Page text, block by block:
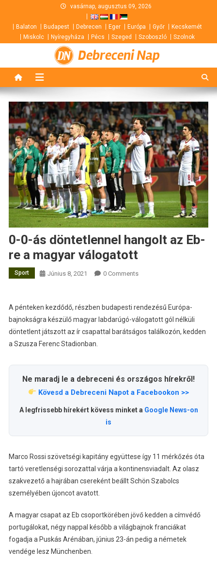
content
vasárnap, augusztus 09, 2026
Balaton Budapest Debrecen Eger Európa Győr
Kecskemét
Miskolc
Nyíregyháza Pécs Szeged Szoboszló Szolnok
Debreceni Nap
0-0-ás döntetlennel hangolt az Eb-
re a magyar válogatott
Sport Június 8, 2021 0 Comments
A pénteken kezdődő, részben budapesti rendezésű Európa-
bajnokságra készülő magyar labdarúgó-válogatott gól nélküli
döntetlent játszott az ír csapattal barátságos találkozón, kedden
a Szusza Ferenc Stadionban.
Ne maradj le a debreceni és országos hírekről!
Kövesd a Debreceni Napot a Facebookon >>
A legfrissebb hírekért kövess minket a Google News-on
is
Marco Rossi szövetségi kapitány együttese így 11 mérkőzés óta
tartó veretlenségi sorozattal várja a kontinensviadalt. Az olasz
szakvezető a hajrában csereként beállt Schön Szabolcs
személyében újoncot avatott.
A magyar csapat az Eb csoportkörében jövő kedden a címvédő
portugálokat, négy nappal később a világbajnok franciákat
fogadja a Puskás Arénában, június 23-án pedig a németek
vendége lesz Münchenben.